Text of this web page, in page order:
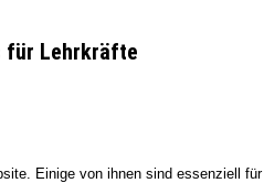
für Lehrkräfte
Einige von ihnen sind essenziell für